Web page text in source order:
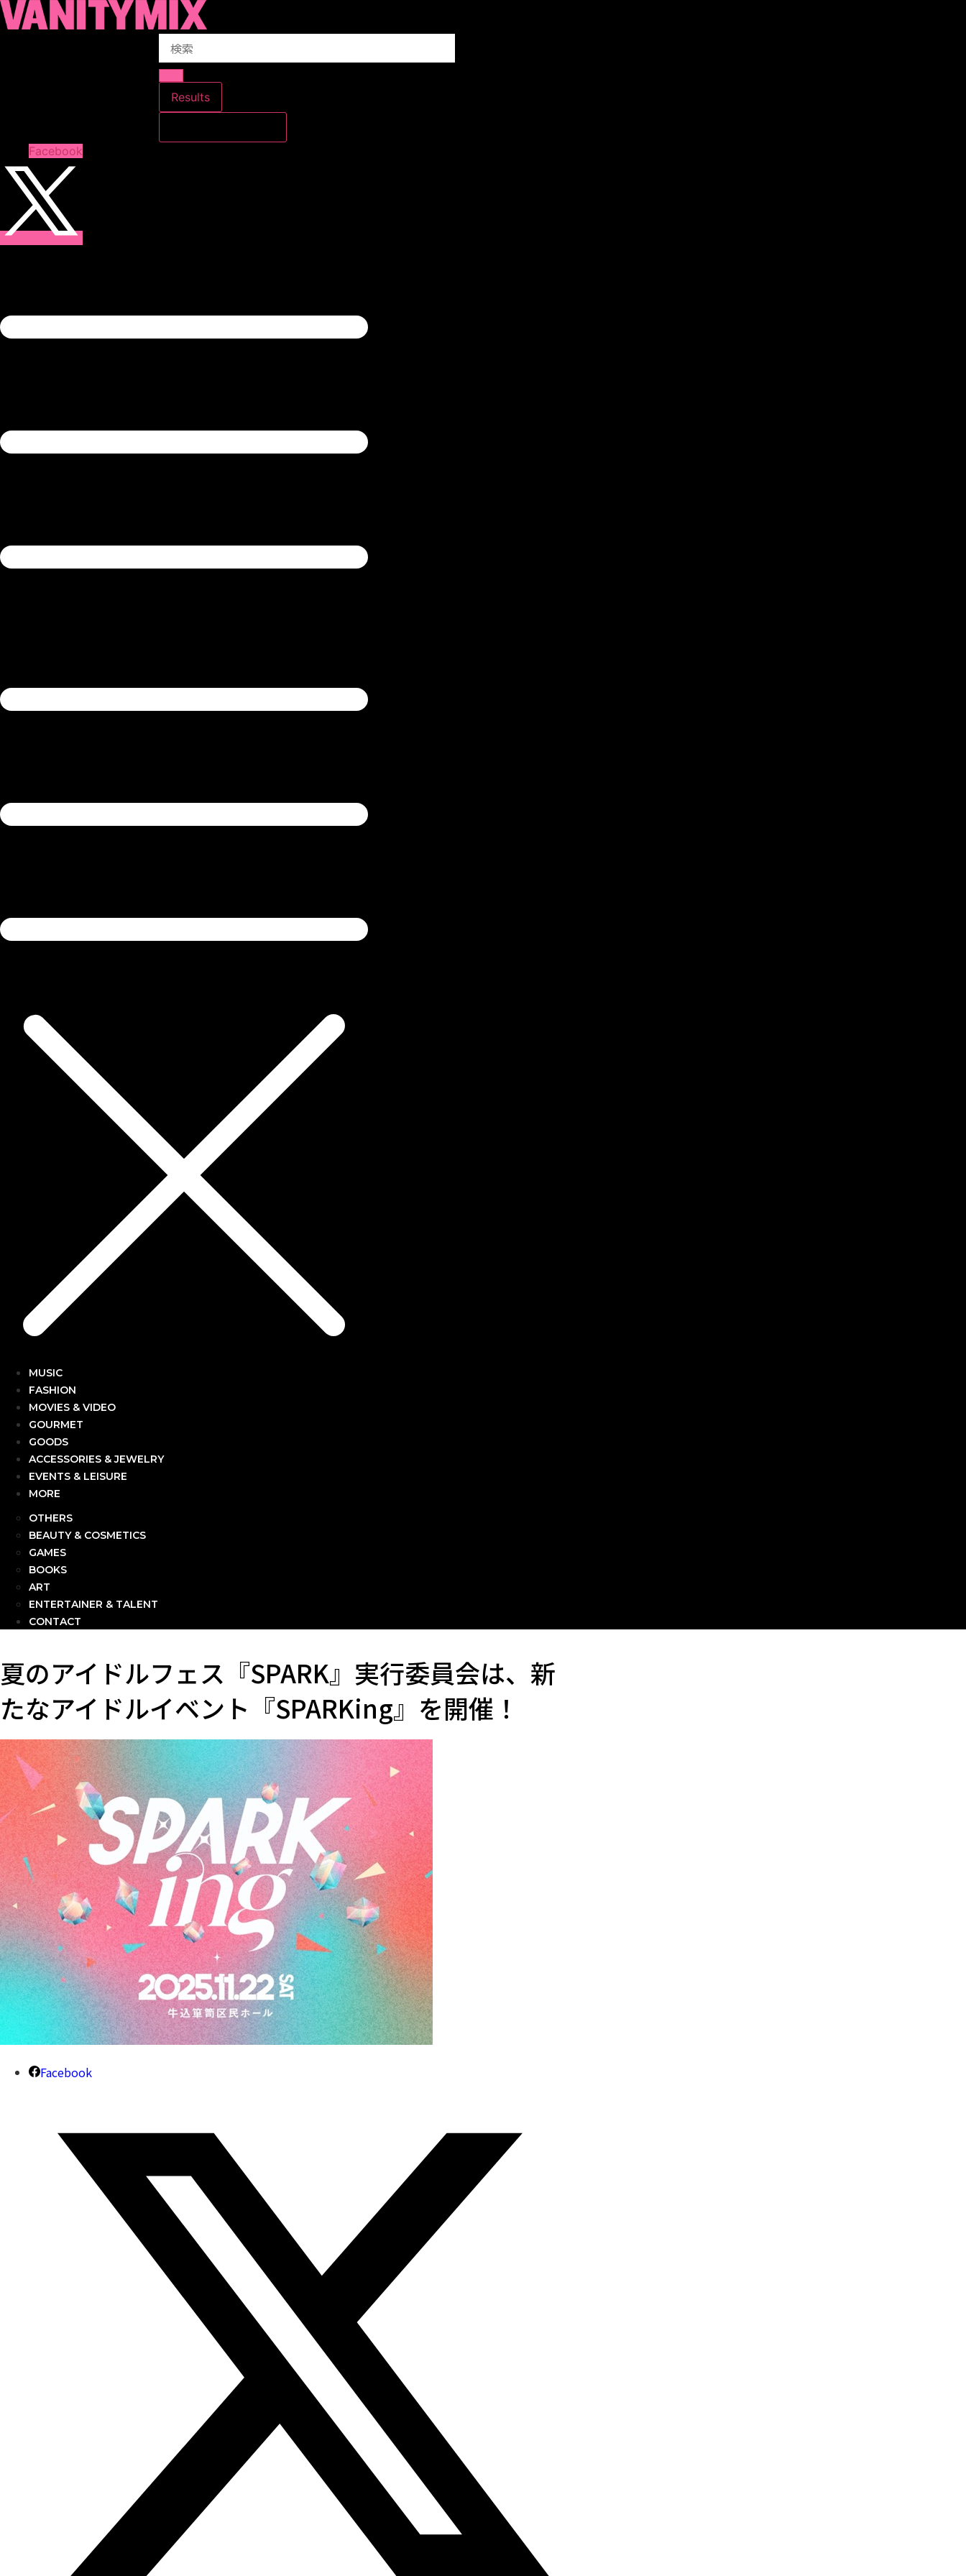
コ
ン
プ
Search
Results
Facebook
MUSIC
FASHION
MOVIES & VIDEO
GOURMET
GOODS
ACCESSORIES & JEWELRY
EVENTS & LEISURE
MORE
OTHERS
BEAUTY & COSMETICS
GAMES
BOOKS
ART
ENTERTAINER & TALENT
CONTACT
夏のアイドルフェス『SPARK』実行委員会は、新
たなアイドルイベント『SPARKing』を開催！
Facebook